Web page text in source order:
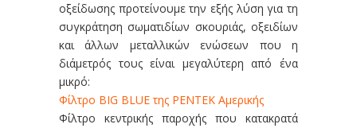
οξείδωσης προτείνουμε την εξής λύση για τη
συγκράτηση σωματιδίων σκουριάς, οξειδίων
και άλλων μεταλλικών ενώσεων που η
διάμετρός τους είναι μεγαλύτερη από ένα
μικρό:
Φίλτρο BIG BLUE της PENTEK Αμερικής
Φίλτρο κεντρικής παροχής που κατακρατά